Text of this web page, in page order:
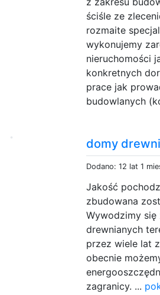
ściśle ze
rozmaite
wykonujemy
nieruchomości
konkretnych
prace jak
budowlanych
domy
Dodano: 12 lat 1
Jakość
zbudowana
Wywodzimy się
drewnianych
przez wiele lat
obecnie
zagranicy. ...